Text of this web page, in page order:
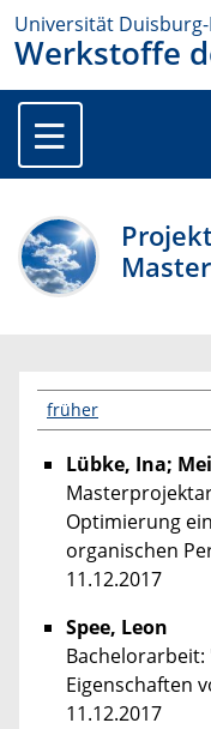
Universität Duisburg-
Werkstoffe
früher
Lübke, Ina;
Optimierung
organischen
11.12.2017
Spee, Leon
Eigenschaften
11.12.2017